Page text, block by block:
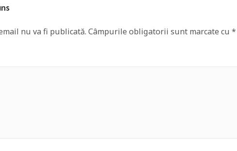
nu va fi publicată. Câmpurile obligatorii sunt marcate cu *